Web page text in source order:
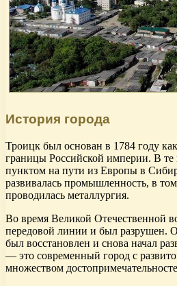
История города
Троицк был основан в 1784 году
границы Российской империи. В
пунктом на пути из Европы в
развивалась промышленность, в
проводилась металлургия.
Во время Великой Отечественной
передовой линии и был разрушен.
был восстановлен и снова начал
— это современный город с
множеством